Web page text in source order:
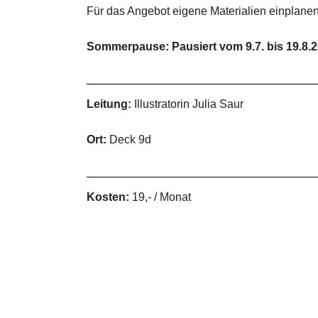
Für das Angebot eigene Materialien
Sommerpause: Pausiert vom 9.7. bis
Leitung: Illustratorin Julia Saur
Ort: Deck 9d
Kosten: 19,- / Monat